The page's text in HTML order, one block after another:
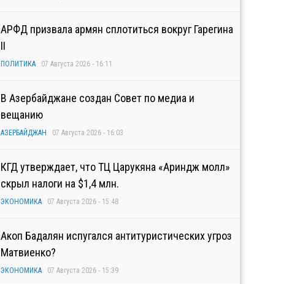
АРФД призвала армян сплотиться вокруг Гарегина
II
ПОЛИТИКА 07 Августа 2026 - 16:11
В Азербайджане создан Совет по медиа и
вещанию
АЗЕРБАЙДЖАН 07 Августа 2026 - 16:03
КГД утверждает, что ТЦ Царукяна «Ариндж молл»
скрыл налоги на $1,4 млн.
ЭКОНОМИКА 07 Августа 2026 - 15:48
Акоп Бадалян испугался антитуристических угроз
Матвиенко?
ЭКОНОМИКА 07 Августа 2026 - 15:39